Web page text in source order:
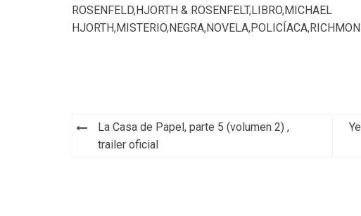
ROSENFELD,HJORTH & ROSENFELT,LIBRO,MICHAEL
HJORTH,MISTERIO,NEGRA,NOVELA,POLICÍACA,
Navegación
La Casa de Papel, parte 5 (volumen 2) ,
trailer oficial